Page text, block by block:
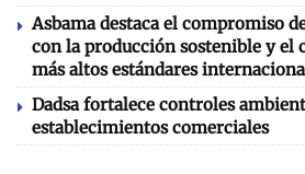
Asbama destaca el compromiso
con la producción sostenible y el
más altos estándares
Dadsa fortalece controles
establecimientos comerciales